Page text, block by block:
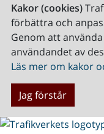
Kakor (cookies)
förbättra och
Genom att
användandet av
Läs mer om kakor
Jag förstår